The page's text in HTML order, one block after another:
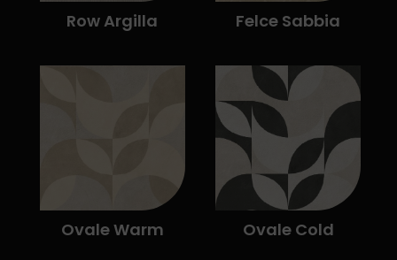
Row Argilla Felce Sabbia
Ovale Warm Ovale Cold